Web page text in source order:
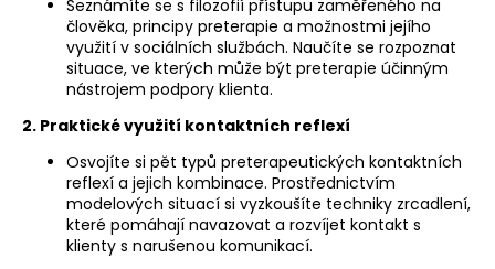
Seznámíte se s filozofií přístupu zaměřeného na
člověka, principy preterapie a možnostmi jejího
využití v sociálních službách. Naučíte se rozpoznat
situace, ve kterých může být preterapie účinným
nástrojem podpory klienta.
2. Praktické využití kontaktních reflexí
Osvojíte si pět typů preterapeutických kontaktních
reflexí a jejich kombinace. Prostřednictvím
modelových situací si vyzkoušíte techniky zrcadlení,
které pomáhají navazovat a rozvíjet kontakt s
klienty s narušenou komunikací.